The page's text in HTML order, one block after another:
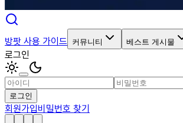
방팟 사용 가이드 커뮤니티 베스트 게시물
로그인
로그인
회원가입비밀번호 찾기